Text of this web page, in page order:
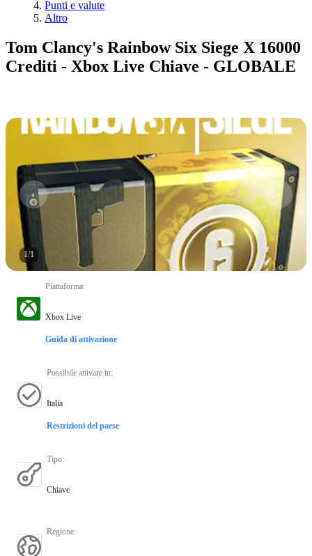
Punti e valute
Altro
Tom Clancy's Rainbow Six Siege X 16000
Crediti - Xbox Live Chiave - GLOBALE
1/1
Piattaforma:
Xbox Live
Guida di attivazione
Possibile attivare in:
Italia
Restrizioni del paese
Tipo:
Chiave
Regione: